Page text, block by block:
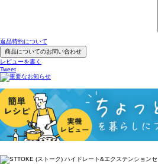
返品特約について
商品についてのお問い合わせ
レビューを書く
Tweet